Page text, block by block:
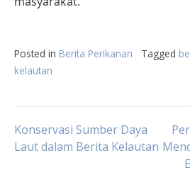
Posted in Berita Perikanan Tagged
kelautan
Post
Konservasi Sumber Daya
Laut dalam Berita Kelautan